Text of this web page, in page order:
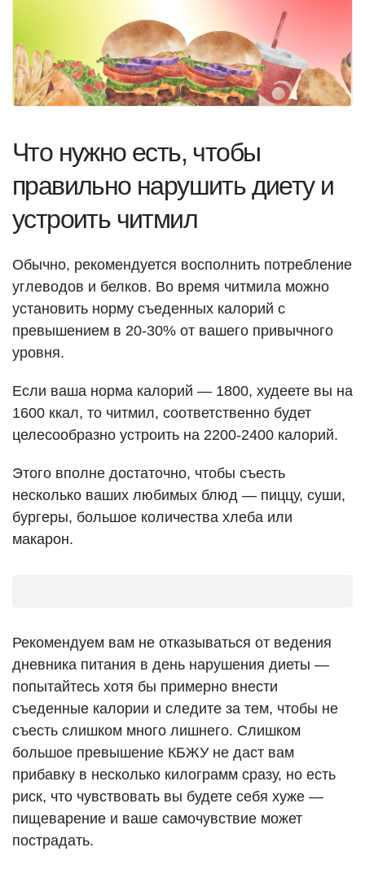
Что нужно есть, чтобы
правильно нарушить диету и
устроить читмил
Обычно, рекомендуется восполнить потребление
углеводов и белков. Во время читмила можно
установить норму съеденных калорий с
превышением в 20-30% от вашего привычного
уровня.
Если ваша норма калорий — 1800, худеете вы на
1600 ккал, то читмил, соответственно будет
целесообразно устроить на 2200-2400 калорий.
Этого вполне достаточно, чтобы съесть
несколько ваших любимых блюд — пиццу, суши,
бургеры, большое количества хлеба или
макарон.
Рекомендуем вам не отказываться от ведения
дневника питания в день нарушения диеты —
попытайтесь хотя бы примерно внести
съеденные калории и следите за тем, чтобы не
съесть слишком много лишнего. Слишком
большое превышение КБЖУ не даст вам
прибавку в несколько килограмм сразу, но есть
риск, что чувствовать вы будете себя хуже —
пищеварение и ваше самочувствие может
пострадать.